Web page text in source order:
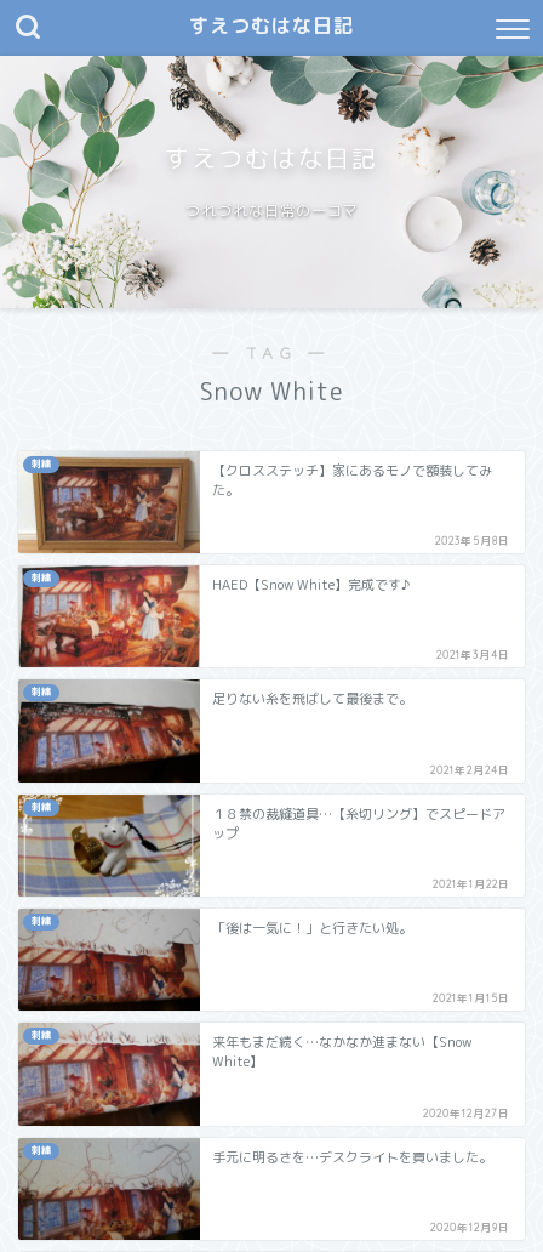
すえつむはな日記
すえつむはな日記
つれづれな日常の一コマ
― TAG ―
Snow White
刺繍
【クロスステッチ】家にあるモノで額装してみ
た。
2023年5月8日
刺繍 HAED【Snow White】完成です♪
2021年3月4日
刺繍 足りない糸を飛ばして最後まで。
2021年2月24日
刺繍
１８禁の裁縫道具…【糸切リング】でスピードア
ップ
2021年1月22日
刺繍 「後は一気に！」と行きたい処。
2021年1月15日
刺繍
来年もまだ続く…なかなか進まない【Snow
White】
2020年12月27日
刺繍 手元に明るさを…デスクライトを買いました。
2020年12月9日